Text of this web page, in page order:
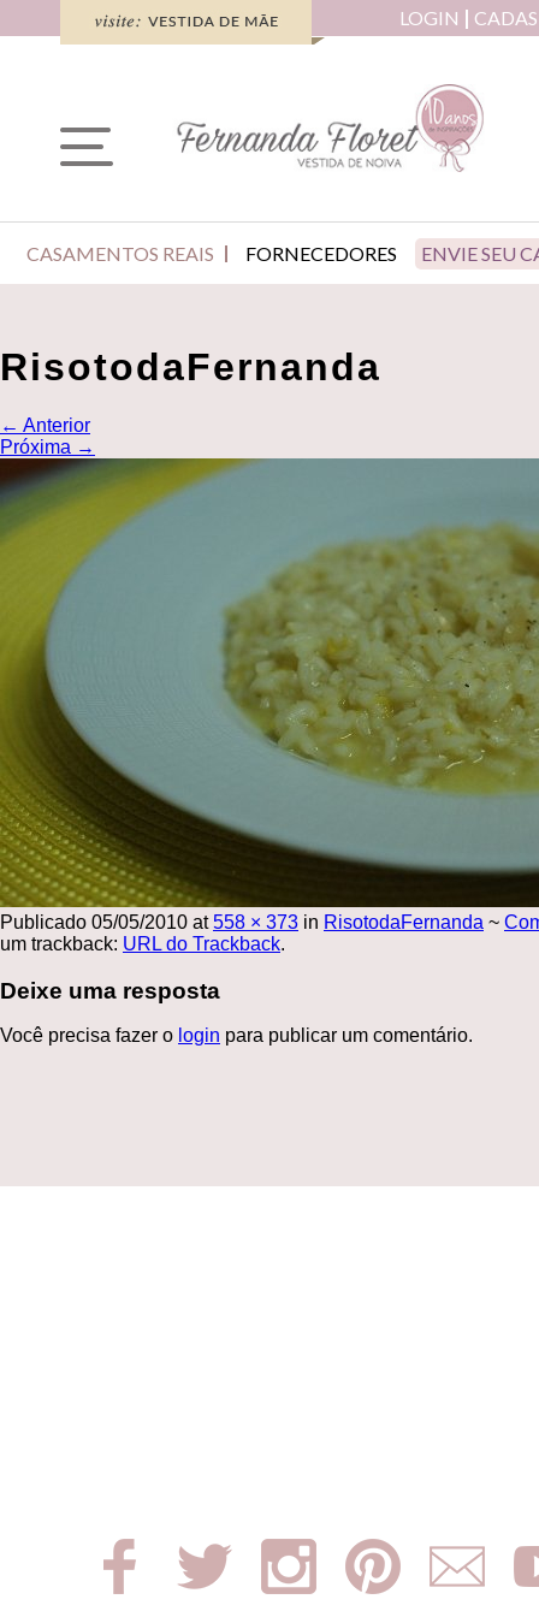
LOGIN
CASAMENTOS REAIS FORNECEDORES ENVIE SEU
RisotodaFernanda
← Anterior
Próxima →
Publicado 05/05/2010 at558 × 373 in RisotodaFernanda ~
um trackback: URL do Trackback.
Deixe uma resposta
Você precisa fazer o login para publicar um comentário.